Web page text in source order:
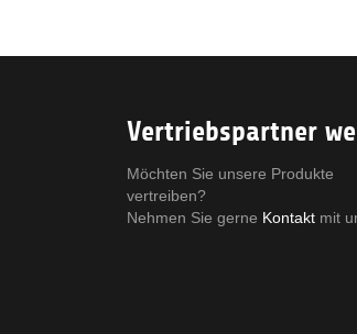
Vertriebspartner
Möchten Sie unsere Produkte
vertreiben?
Nehmen Sie gerne Kontakt mit